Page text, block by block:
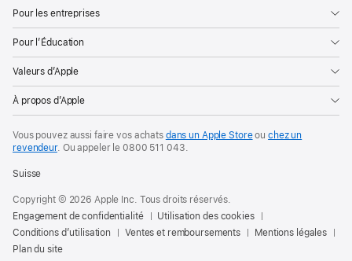
Pour les entreprises
Pour l’Éducation
Valeurs d’Apple
À propos d’Apple
Vous pouvez aussi faire vos achats dans un Apple Storeouchez un
revendeur. Ouappeler le0800 511 043.
Suisse
Copyright © 2026 Apple Inc. Tous droits réservés.
Engagement de confidentialité
Utilisation des cookies
Conditions d’utilisation
Ventes et remboursements
Mentions légales
Plan du site